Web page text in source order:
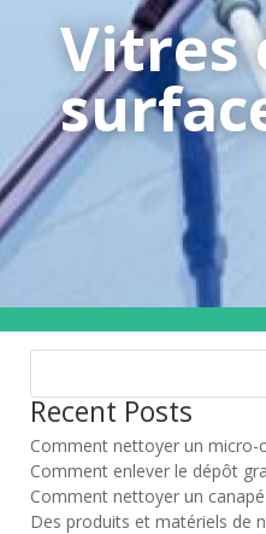
Vitres
Recent Posts
Comment nettoyer un micro-
Comment enlever le dépôt
Comment nettoyer un
Des produits et matériels de